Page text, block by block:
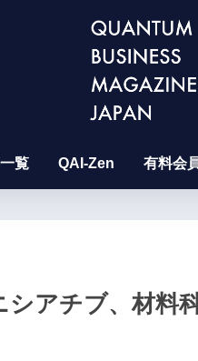
覧 QAI-Zen 有料会
アチブ、材料